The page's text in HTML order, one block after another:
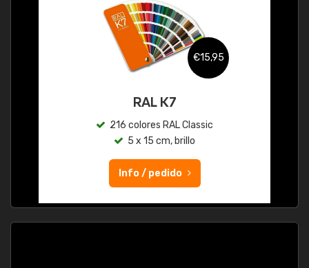
€15,95
RAL K7
216 colores RAL Classic
5 x 15 cm, brillo
Info / pedido